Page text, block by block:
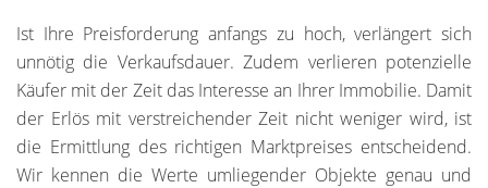
Ist Ihre Preisforderung anfangs zu hoch, verlängert sich
unnötig die Verkaufsdauer. Zudem verlieren potenzielle
Käufer mit der Zeit das Interesse an Ihrer Immobilie. Damit
der Erlös mit verstreichender Zeit nicht weniger wird, ist
die Ermittlung des richtigen Marktpreises entscheidend.
Wir kennen die Werte umliegender Objekte genau und